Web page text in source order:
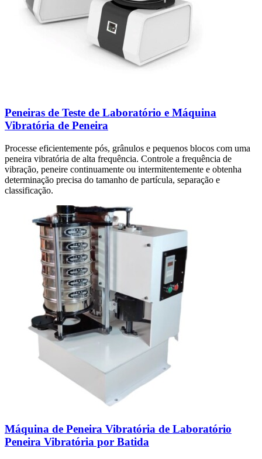
Peneiras de Teste de Laboratório e Máquina
Vibratória de Peneira
Processe eficientemente pós, grânulos e pequenos blocos com uma
peneira vibratória de alta frequência. Controle a frequência de
vibração, peneire continuamente ou intermitentemente e obtenha
determinação precisa do tamanho de partícula, separação e
classificação.
Máquina de Peneira Vibratória de Laboratório
Peneira Vibratória por Batida